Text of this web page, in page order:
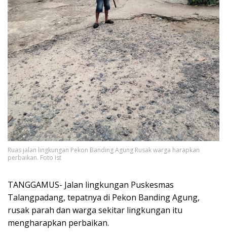
Ruas jalan lingkungan Pekon Banding Agung Rusak warga harapkan
perbaikan. Foto Ist
TANGGAMUS- Jalan lingkungan Puskesmas
Talangpadang, tepatnya di Pekon Banding Agung,
rusak parah dan warga sekitar lingkungan itu
mengharapkan perbaikan.